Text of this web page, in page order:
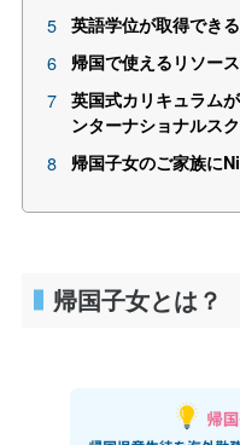
英語学位が取得でき
帰国で使えるリソー
英国式カリキュラム
ンターナショナルス
帰国子女のご家族に
帰国子女とは？